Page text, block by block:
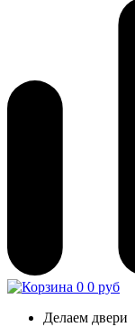
0 0 руб
Делаем двери